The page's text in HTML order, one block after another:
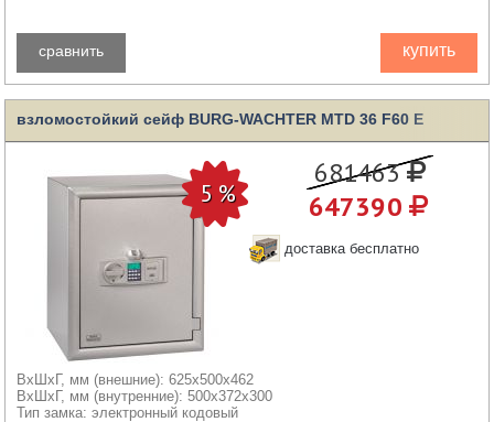
купить
сравнить
взломостойкий сейф BURG-WACHTER MTD 36 F60 E
681463
647390
доставка бесплатно
ВхШхГ, мм (внешние): 625x500x462
ВхШхГ, мм (внутренние): 500x372x300
Тип замка: электронный кодовый